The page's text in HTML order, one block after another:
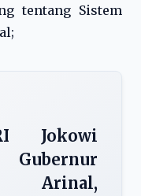
tentang Sistem
Jokowi
Arinal,